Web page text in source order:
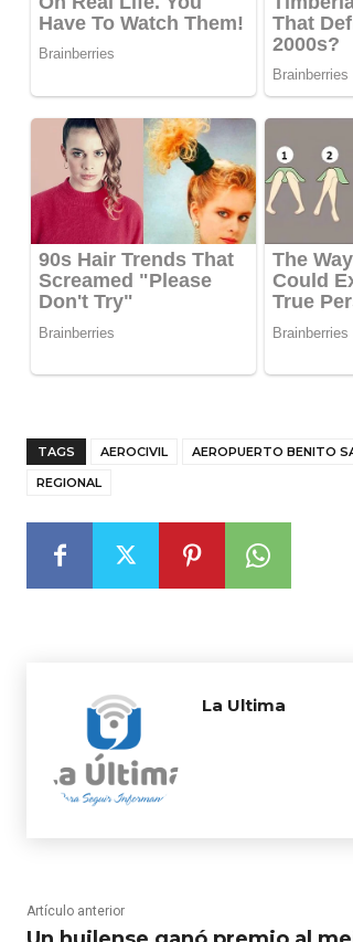
TAGS AEROCIVIL AEROPUERTO BENITO
REGIONAL
La Ultima
Artículo anterior